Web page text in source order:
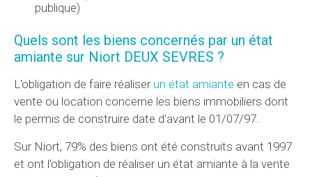
publique)
Quels sont les biens concernés par un état
amiante sur Niort DEUX SEVRES ?
L'obligation de faire réaliser un état amiante en cas de
vente ou location concerne les biens immobiliers dont
le permis de construire date d'avant le 01/07/97.
Sur Niort, 79% des biens ont été construits avant 1997
et ont l'obligation de réaliser un état amiante à la vente